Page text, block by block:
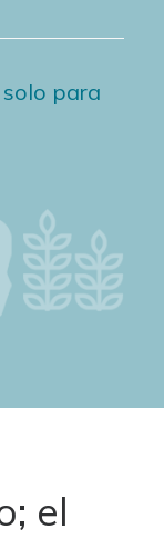
para
el